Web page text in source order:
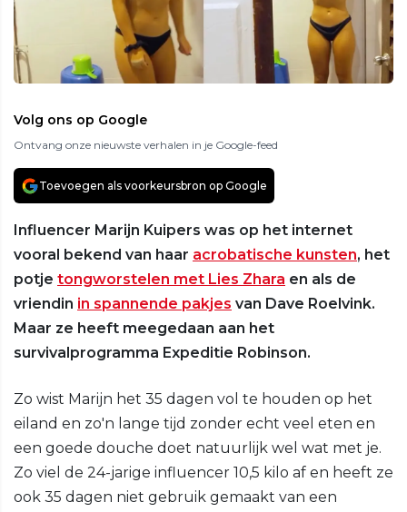
Volg ons op Google
Ontvang onze nieuwste verhalen in je Google-feed
Toevoegen als voorkeursbron op Google
Influencer Marijn Kuipers was op het internet
vooral bekend van haar acrobatische kunsten, het
potje tongworstelen met Lies Zhara en als de
vriendin in spannende pakjes van Dave Roelvink.
Maar ze heeft meegedaan aan het
survivalprogramma Expeditie Robinson.
Zo wist Marijn het 35 dagen vol te houden op het
eiland en zo'n lange tijd zonder echt veel eten en
een goede douche doet natuurlijk wel wat met je.
Zo viel de 24-jarige influencer 10,5 kilo af en heeft ze
ook 35 dagen niet gebruik gemaakt van een